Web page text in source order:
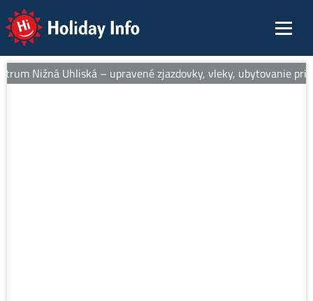
Holiday Info
Nižná Uhliská – upravené zjazdovky, vleky, ubytovanie pri